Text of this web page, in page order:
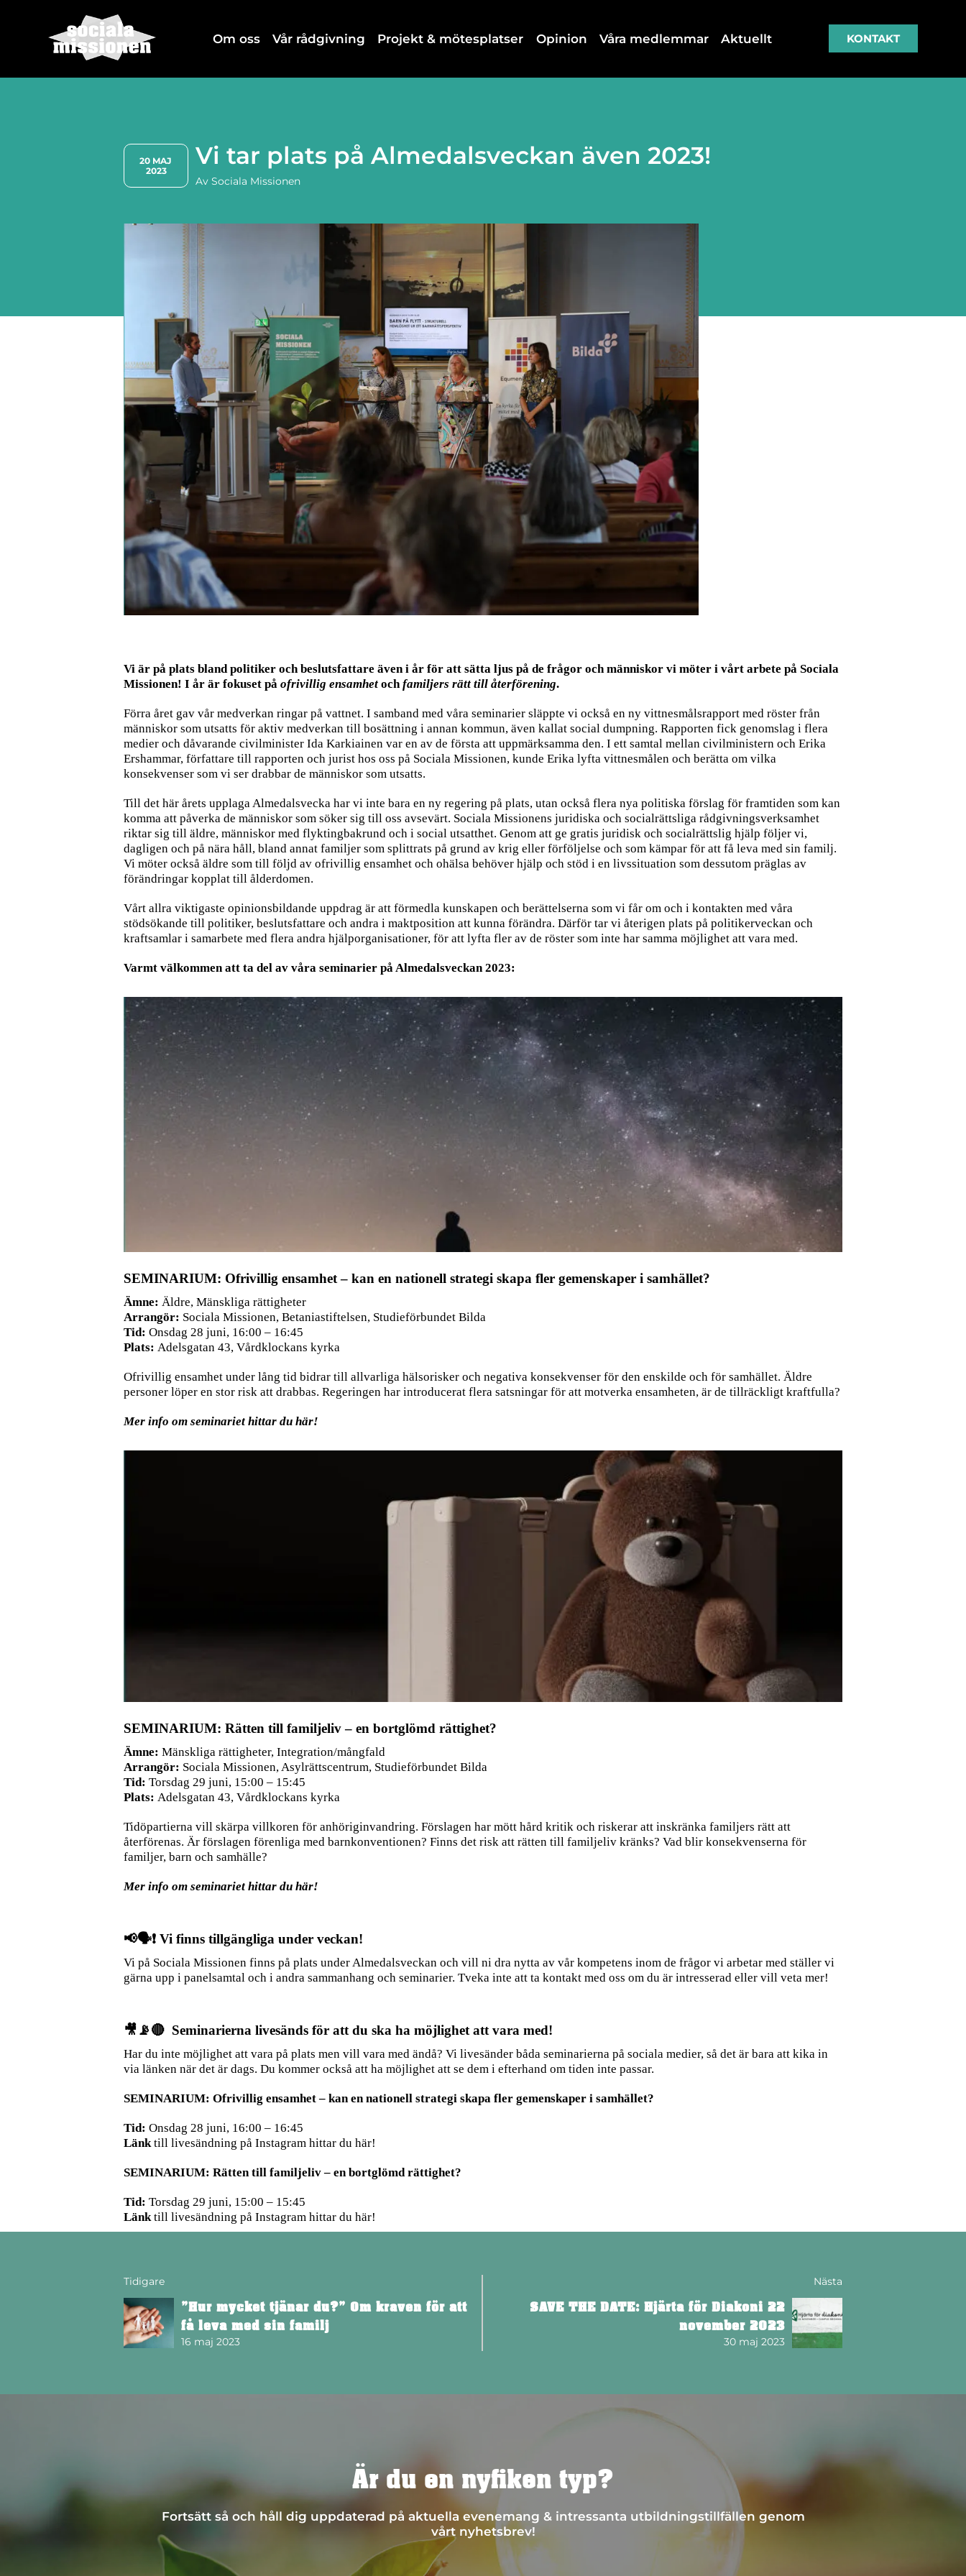
Om oss Vår rådgivning Projekt & mötesplatser Opinion Våra medlemmar Aktuellt KONTAKT
20 MAJ
2023
Vi tar plats på Almedalsveckan även 2023!
AvSociala Missionen
Vi är på plats bland politiker och beslutsfattare även i år för att sätta ljus på de frågor och människor vi möter i vårt arbete på Sociala
Missionen! I år är fokuset på ofrivillig ensamhet och familjers rätt till återförening.
Förra året gav vår medverkan ringar på vattnet. I samband med våra seminarier släppte vi också en ny vittnesmålsrapport med röster från
människor som utsatts för aktiv medverkan till bosättning i annan kommun, även kallat social dumpning. Rapporten fick genomslag i flera
medier och dåvarande civilminister Ida Karkiainen var en av de första att uppmärksamma den. I ett samtal mellan civilministern och Erika
Ershammar, författare till rapporten och jurist hos oss på Sociala Missionen, kunde Erika lyfta vittnesmålen och berätta om vilka
konsekvenser som vi ser drabbar de människor som utsatts.
Till det här årets upplaga Almedalsvecka har vi inte bara en ny regering på plats, utan också flera nya politiska förslag för framtiden som kan
komma att påverka de människor som söker sig till oss avsevärt. Sociala Missionens juridiska och socialrättsliga rådgivningsverksamhet
riktar sig till äldre, människor med flyktingbakrund och i social utsatthet. Genom att ge gratis juridisk och socialrättslig hjälp följer vi,
dagligen och på nära håll, bland annat familjer som splittrats på grund av krig eller förföljelse och som kämpar för att få leva med sin familj.
Vi möter också äldre som till följd av ofrivillig ensamhet och ohälsa behöver hjälp och stöd i en livssituation som dessutom präglas av
förändringar kopplat till ålderdomen.
Vårt allra viktigaste opinionsbildande uppdrag är att förmedla kunskapen och berättelserna som vi får om och i kontakten med våra
stödsökande till politiker, beslutsfattare och andra i maktposition att kunna förändra. Därför tar vi återigen plats på politikerveckan och
kraftsamlar i samarbete med flera andra hjälporganisationer, för att lyfta fler av de röster som inte har samma möjlighet att vara med.
Varmt välkommen att ta del av våra seminarier på Almedalsveckan 2023:
SEMINARIUM: Ofrivillig ensamhet – kan en nationell strategi skapa fler gemenskaper i samhället?
Ämne: Äldre, Mänskliga rättigheter
Arrangör: Sociala Missionen, Betaniastiftelsen, Studieförbundet Bilda
Tid: Onsdag 28 juni, 16:00 – 16:45
Plats: Adelsgatan 43, Vårdklockans kyrka
Ofrivillig ensamhet under lång tid bidrar till allvarliga hälsorisker och negativa konsekvenser för den enskilde och för samhället. Äldre
personer löper en stor risk att drabbas. Regeringen har introducerat flera satsningar för att motverka ensamheten, är de tillräckligt kraftfulla?
Mer info om seminariet hittar du här!
SEMINARIUM: Rätten till familjeliv – en bortglömd rättighet?
Ämne: Mänskliga rättigheter, Integration/mångfald
Arrangör: Sociala Missionen, Asylrättscentrum, Studieförbundet Bilda
Tid: Torsdag 29 juni, 15:00 – 15:45
Plats: Adelsgatan 43, Vårdklockans kyrka
Tidöpartierna vill skärpa villkoren för anhöriginvandring. Förslagen har mött hård kritik och riskerar att inskränka familjers rätt att
återförenas. Är förslagen förenliga med barnkonventionen? Finns det risk att rätten till familjeliv kränks? Vad blir konsekvenserna för
familjer, barn och samhälle?
Mer info om seminariet hittar du här!
📢🗣️❗️ Vi finns tillgängliga under veckan!
Vi på Sociala Missionen finns på plats under Almedalsveckan och vill ni dra nytta av vår kompetens inom de frågor vi arbetar med ställer vi
gärna upp i panelsamtal och i andra sammanhang och seminarier. Tveka inte att ta kontakt med oss om du är intresserad eller vill veta mer!
🎥📡🔴 Seminarierna livesänds för att du ska ha möjlighet att vara med!
Har du inte möjlighet att vara på plats men vill vara med ändå? Vi livesänder båda seminarierna på sociala medier, så det är bara att kika in
via länken när det är dags. Du kommer också att ha möjlighet att se dem i efterhand om tiden inte passar.
SEMINARIUM: Ofrivillig ensamhet – kan en nationell strategi skapa fler gemenskaper i samhället?
Tid: Onsdag 28 juni, 16:00 – 16:45
Länk till livesändning på Instagram hittar du här!
SEMINARIUM: Rätten till familjeliv – en bortglömd rättighet?
Tid: Torsdag 29 juni, 15:00 – 15:45
Länk till livesändning på Instagram hittar du här!
Tidigare
”Hur mycket tjänar du?” Om kraven för att
få leva med sin familj
16 maj 2023
Nästa
SAVE THE DATE: Hjärta för Diakoni 22
november 2023
30 maj 2023
Är du en nyfiken typ?
Fortsätt så och håll dig uppdaterad på aktuella evenemang & intressanta utbildningstillfällen genom
vårt nyhetsbrev!